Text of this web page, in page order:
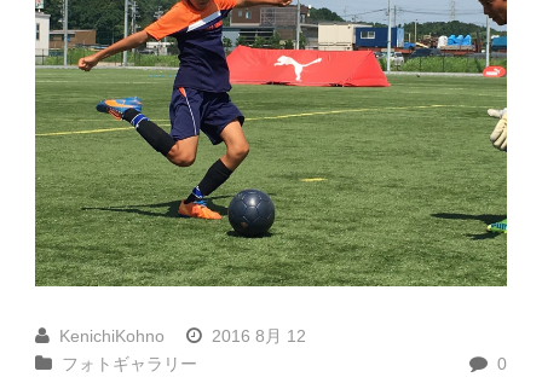
KenichiKohno
2016 8月 12
フォトギャラリー
0